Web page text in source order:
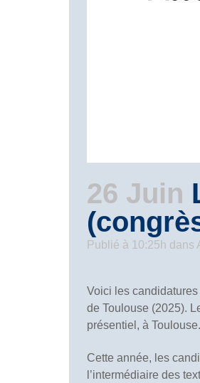
26 Juin
Publié à 10:25h dans
Voici les
de Toulouse (2025).
présentiel, à Toulouse.
Cette année, les
l’intermédiaire des